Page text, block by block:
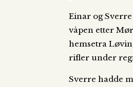
Einar og
våpen etter
hemsetra
rifler under
Sverre hadde